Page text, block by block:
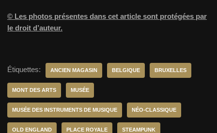
© Les photos présentes dans cet article sont protégées par
le droit d’auteur.
Étiquettes: ANCIEN MAGASIN BELGIQUE BRUXELLES
MONT DES ARTS MUSÉE
MUSÉE DES INSTRUMENTS DE MUSIQUE NÉO-CLASSIQUE
OLD ENGLAND PLACE ROYALE STEAMPUNK